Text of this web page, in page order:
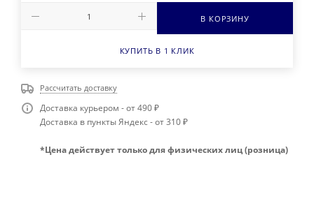
В КОРЗИНУ
КУПИТЬ В 1 КЛИК
Рассчитать доставку
Доставка курьером - от 490 ₽
Доставка в пункты Яндекс - от 310 ₽
*Цена действует только для физических лиц (розница)